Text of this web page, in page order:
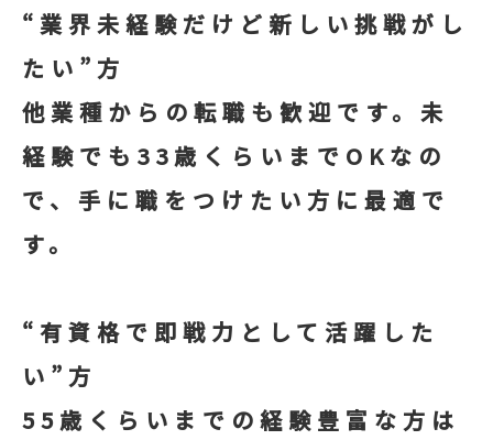
“業界未経験だけど新しい挑戦がし
たい”方
他業種からの転職も歓迎です。未
経験でも33歳くらいまでOKなの
で、手に職をつけたい方に最適で
す。
“有資格で即戦力として活躍した
い”方
55歳くらいまでの経験豊富な方は